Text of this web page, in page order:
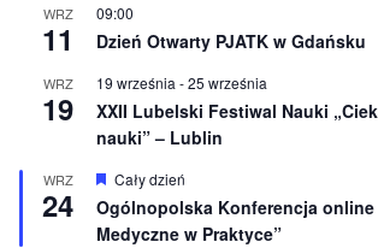
n
o
e
WRZ
11
09:00
Dzień Otwarty PJATK w Gdańsku
WRZ
19
19 września -25 września
XXII Lubelski Festiwal Nauki
nauki” – Lublin
WRZ
24
W
r
ó
Cały dzień
Ogólnopolska Konferencja
Medyczne w Praktyce”